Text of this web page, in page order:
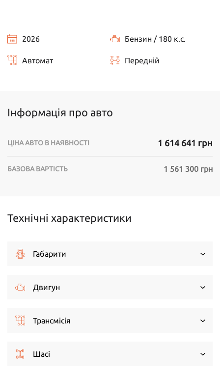
2026 Бензин / 180 к.с.
Автомат Передній
Інформація про авто
ЦІНА АВТО В НАЯВНОСТІ 1 614 641 грн
БАЗОВА ВАРТІСТЬ 1 561 300 грн
Технічні характеристики
Габарити
Двигун
Трансмісія
Шасі